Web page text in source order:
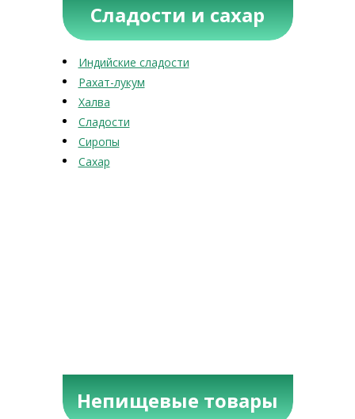
Сладости и сахар
Индийские сладости
Рахат-лукум
Халва
Сладости
Сиропы
Сахар
Непищевые товары